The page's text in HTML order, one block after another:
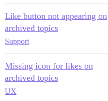
Like button not appearing on
archived topics
Support
Missing icon for likes on
archived topics
UX